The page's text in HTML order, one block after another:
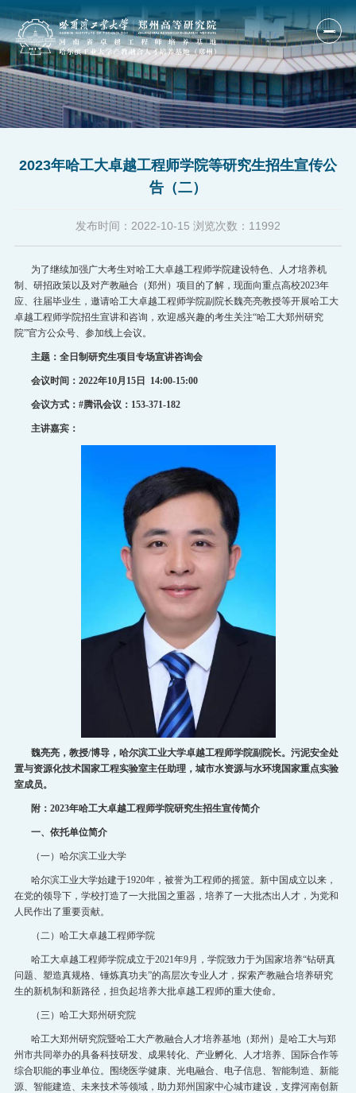
首页
人才培养
国际合作
新闻公告
人才招聘
招生就业
党群工作
教育培训
2023年哈工大卓越工程师学院等研究生招生宣传公
告（二）
发布时间： 2022-10-15 浏览次数： 11992
为了继续加强广大考生对哈工大卓越工程师学院建设特色、人才培养机
制、研招政策以及对产教融合 （郑州）项目的 了解，现面向重点高校2023年
应、往届毕业生，邀请哈工大卓越工程师学院副院长魏亮亮教授等开展哈工大
卓越工程师学院招生宣讲和咨询， 欢迎感兴趣的考生关注“哈工大郑州研究
院”官方公众号、参加线上会议。
主题： 全日制研究生项目专场宣讲咨询会
会议时间：2022年10月 15日 14:00-15:00
会议方式： #腾讯会议： 153-371-182
主讲嘉宾：
魏亮亮，教授/博导，哈尔滨工业大学卓越工程师学院副院长。污泥安全处
置与资源化技术国家工程实验室主任助理，城市水资源与水环境国家重点实验
室成员。
附： 2023年哈工大卓越工程师学院研究生招生宣传简介
一、依托单位简介
（一）哈尔滨工业大学
哈尔滨工业大学始建于1920年，被誉为工程师的摇篮。新中国成立以来，
在党的领导下，学校打造了一大批国之重器，培养了一大批杰出人才，为党和
人民作出了重要贡献。
（二）哈工大卓越工程师学院
哈工大卓越工程师学院成立于2021 年9月，学院致力于为国家培养“钻研真
问题、塑造真规格、锤炼真功夫”的高层次专业人才，探索产教融合培养研究
生的新机制和新路径，担负起培养大批卓越工程师的重大使命。
（三） 哈工大郑州研究院
哈工大郑州研究院暨哈工大产教融合人才培养基地（郑州）是哈工大与郑
州市共同举办的具备科技研发、成果转化、产业孵化、人才培养、国际合作等
综合职能的事业单位。围绕医学健康、光电融合、电子信息、智能制造、新能
源、智能建造、未来技术等领域，助力郑州国家中心城市建设，支撑河南创新